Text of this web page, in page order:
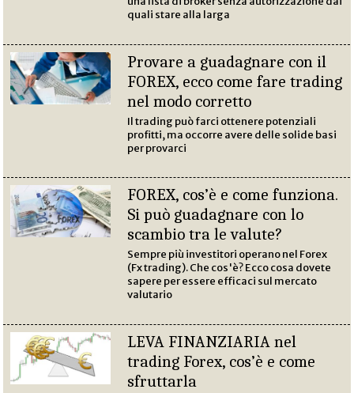
quali stare alla larga
Provare a guadagnare con il
FOREX, ecco come fare trading
nel modo corretto
Il trading può farci ottenere potenziali
profitti, ma occorre avere delle solide basi
per provarci
FOREX, cos’è e come funziona.
Si può guadagnare con lo
scambio tra le valute?
Sempre più investitori operano nel Forex
(Fx trading). Che cos'è? Ecco cosa dovete
sapere per essere efficaci sul mercato
valutario
LEVA FINANZIARIA nel
trading Forex, cos’è e come
sfruttarla